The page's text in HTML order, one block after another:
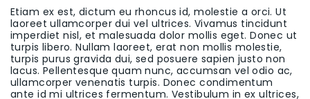
Etiam ex est, dictum eu rhoncus id, molestie a orci. Ut
laoreet ullamcorper dui vel ultrices. Vivamus tincidunt
imperdiet nisl, et malesuada dolor mollis eget. Donec ut
turpis libero. Nullam laoreet, erat non mollis molestie,
turpis purus gravida dui, sed posuere sapien justo non
lacus. Pellentesque quam nunc, accumsan vel odio ac,
ullamcorper venenatis turpis. Donec condimentum
ante id mi ultrices fermentum. Vestibulum in ex ultrices,